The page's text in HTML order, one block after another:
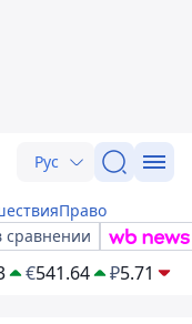
Рус
Право
сравнении
€541.64 ₽5.71